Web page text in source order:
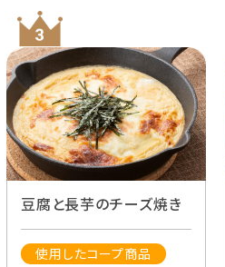
豆腐と長芋のチーズ焼き
使用したコープ商品